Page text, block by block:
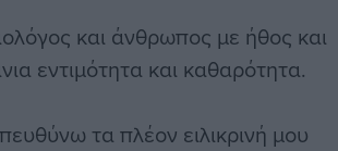
και άνθρωπος με ήθος και
εντιμότητα και καθαρότητα.
τα πλέον ειλικρινή μου